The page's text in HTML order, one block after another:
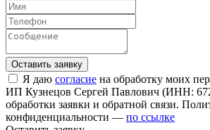
Я даю согласие на обработку моих
ИП Кузнецов Сергей Павлович (ИНН:
обработки заявки и обратной связи.
конфиденциальности — по ссылке